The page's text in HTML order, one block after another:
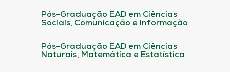
Pós-Graduação EAD em Ciências
Sociais, Comunicação e Informação
Pós-Graduação EAD em Ciências
Naturais, Matemática e Estatística